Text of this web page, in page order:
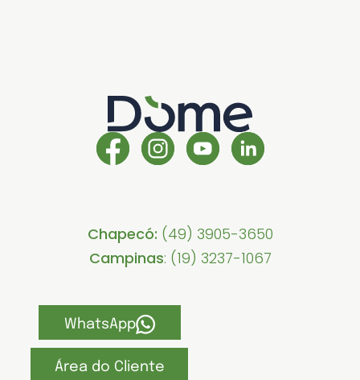
WhatsApp
Área do Cliente
Chapecó: (49) 3905-3650
Campinas: (19) 3237-1067